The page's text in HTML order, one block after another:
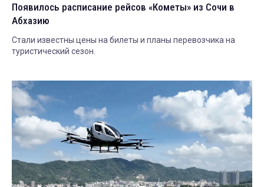
Появилось расписание рейсов «Кометы» из Сочи в
Абхазию
Стали известны цены на билеты и планы перевозчика на
туристический сезон.